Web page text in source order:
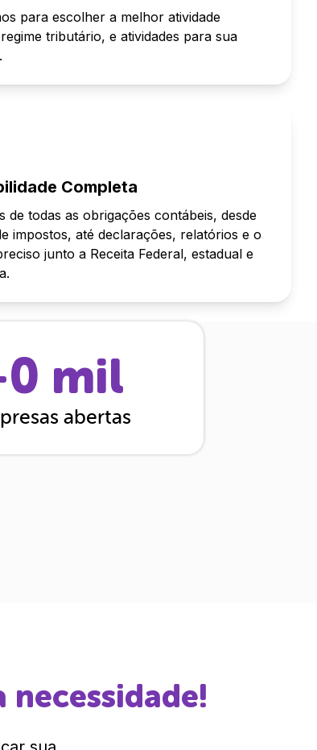
para escolher a melhor atividade
tributário, e atividades para sua
Completa
de todas as obrigações contábeis, desde
impostos, até declarações, relatórios e o
junto a Receita Federal, estadual e
0 mil
abertas
necessidade!